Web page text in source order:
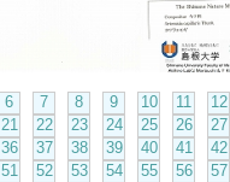
6 7 8 9 10 11
12
21 22 23 24 25 26
27
36 37 38 39 40 41
42
51 52 53 54 55 56
57